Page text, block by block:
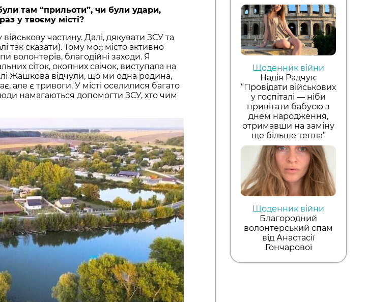
там “прильоти”, чи були удари,
у твоєму місті?
частину. Далі, дякувати ЗСУ та
так сказати). Тому моє місто активно
волонтерів, благодійні заходи. Я
сіток, окопних свічок, виступала на
Жашкова відчули, що ми одна родина,
але є тривоги. У місті оселилися багато
намагаються допомогти ЗСУ, хто чим
Щоденник війни
Надія Радчук:
“Провідати військових
у госпіталі — ніби
привітати бабусю з
днем народження,
отримавши на заміну
ще більше тепла”
Щоденник війни
Благородний
волонтерський спам
від Анастасії
Гончарової